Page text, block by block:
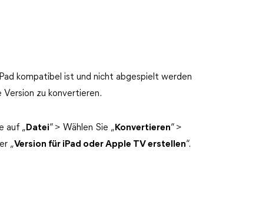
kompatibel ist und nicht abgespielt werden
Version zu konvertieren.
auf „ Datei“ > Wählen Sie „ Konvertieren“ >
„Version für iPad oder Apple TV erstellen“.